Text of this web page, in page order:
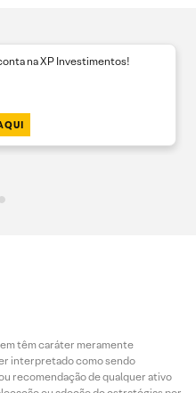
na XP Investimentos!
têm caráter meramente
interpretado como sendo
recomendação de qualquer ativo